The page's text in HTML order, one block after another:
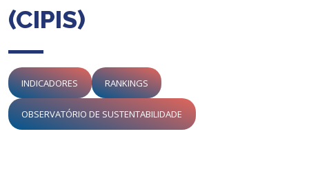
(CIPIS)
INDICADORES RANKINGS
OBSERVATÓRIO DE SUSTENTABILIDADE